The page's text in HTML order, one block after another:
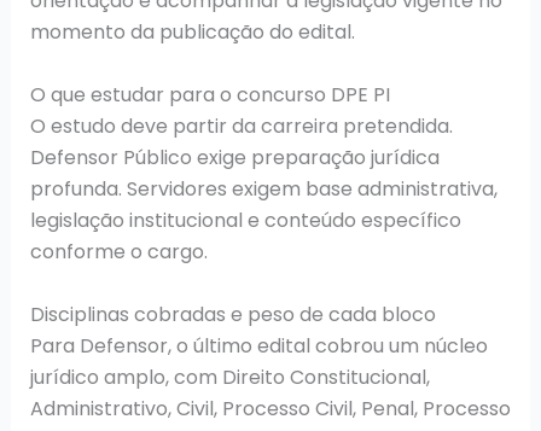
momento da publicação do edital.
O que estudar para o concurso DPE PI
O estudo deve partir da carreira pretendida.
Defensor Público exige preparação jurídica
profunda. Servidores exigem base administrativa,
legislação institucional e conteúdo específico
conforme o cargo.
Disciplinas cobradas e peso de cada bloco
Para Defensor, o último edital cobrou um núcleo
jurídico amplo, com Direito Constitucional,
Administrativo, Civil, Processo Civil, Penal, Processo